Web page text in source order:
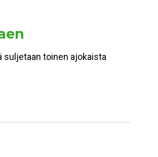
suljetaan toinen ajokaista